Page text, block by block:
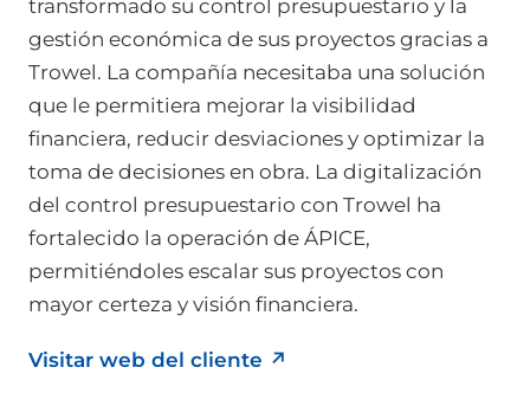
transformado su control presupuestario y la
gestión económica de sus proyectos gracias a
Trowel. La compañía necesitaba una solución
que le permitiera mejorar la visibilidad
financiera, reducir desviaciones y optimizar la
toma de decisiones en obra. La digitalización
del control presupuestario con Trowel ha
fortalecido la operación de ÁPICE,
permitiéndoles escalar sus proyectos con
mayor certeza y visión financiera.
Visitar web del cliente ↗